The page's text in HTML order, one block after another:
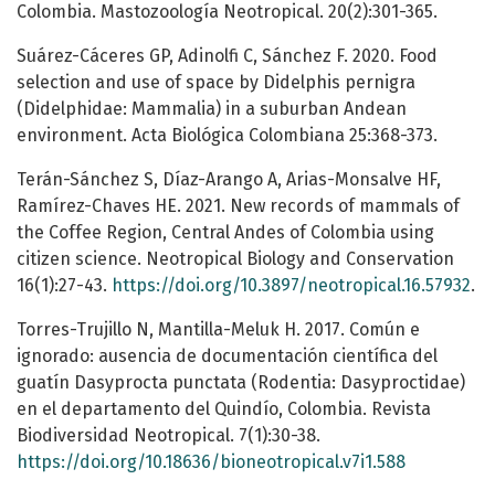
Colombia. Mastozoología Neotropical. 20(2):301-365.
Suárez-Cáceres GP, Adinolfi C, Sánchez F. 2020. Food
selection and use of space by Didelphis pernigra
(Didelphidae: Mammalia) in a suburban Andean
environment. Acta Biológica Colombiana 25:368-373.
Terán-Sánchez S, Díaz-Arango A, Arias-Monsalve HF,
Ramírez-Chaves HE. 2021. New records of mammals of
the Coffee Region, Central Andes of Colombia using
citizen science. Neotropical Biology and Conservation
16(1):27-43. https://doi.org/10.3897/neotropical.16.57932.
Torres-Trujillo N, Mantilla-Meluk H. 2017. Común e
ignorado: ausencia de documentación científica del
guatín Dasyprocta punctata (Rodentia: Dasyproctidae)
en el departamento del Quindío, Colombia. Revista
Biodiversidad Neotropical. 7(1):30-38.
https://doi.org/10.18636/bioneotropical.v7i1.588